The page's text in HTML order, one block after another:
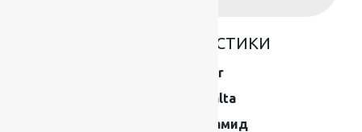
ОСНОВНЫЕ ХАРАКТЕРИСТИКИ
Master
ITC Balta
Полиамид